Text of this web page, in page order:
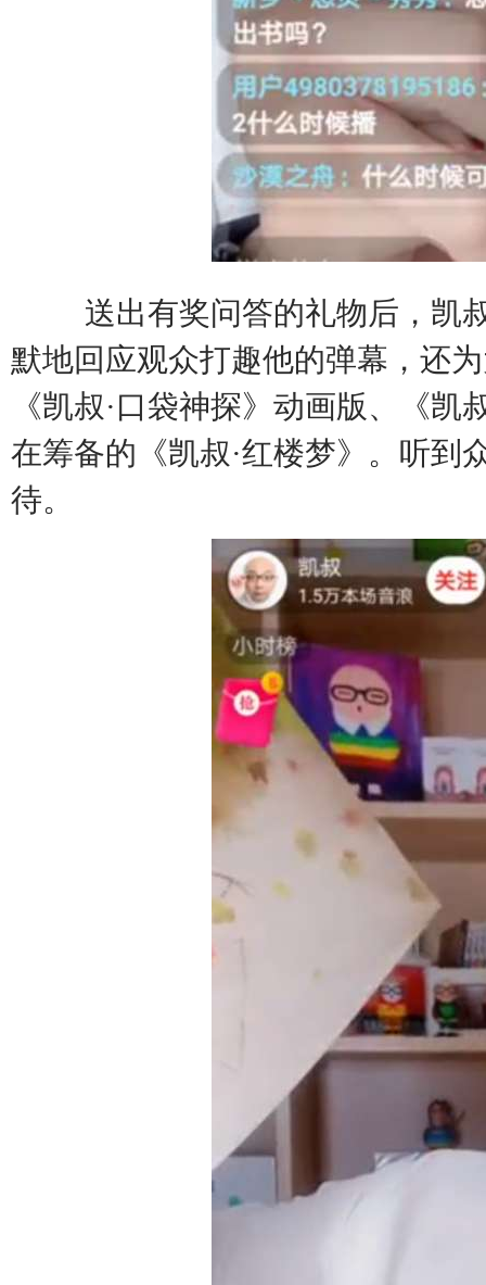
送出有奖问答的礼物后，凯
默地回应观众打趣他的弹幕，还
《凯叔·口袋神探》动画版、《
在筹备的《凯叔·红楼梦》。听到
待。